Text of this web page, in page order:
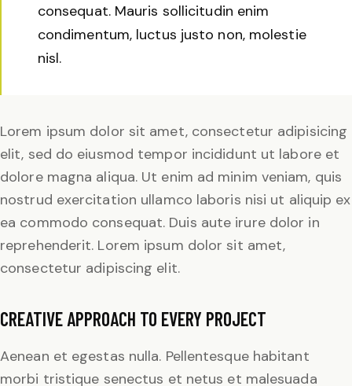
consequat. Mauris sollicitudin enim
condimentum, luctus justo non, molestie
nisl.
Lorem ipsum dolor sit amet, consectetur adipisicing
elit, sed do eiusmod tempor incididunt ut labore et
dolore magna aliqua. Ut enim ad minim veniam, quis
nostrud exercitation ullamco laboris nisi ut aliquip ex
ea commodo consequat. Duis aute irure dolor in
reprehenderit. Lorem ipsum dolor sit amet,
consectetur adipiscing elit.
CREATIVE APPROACH TO EVERY PROJECT
Aenean et egestas nulla. Pellentesque habitant
morbi tristique senectus et netus et malesuada